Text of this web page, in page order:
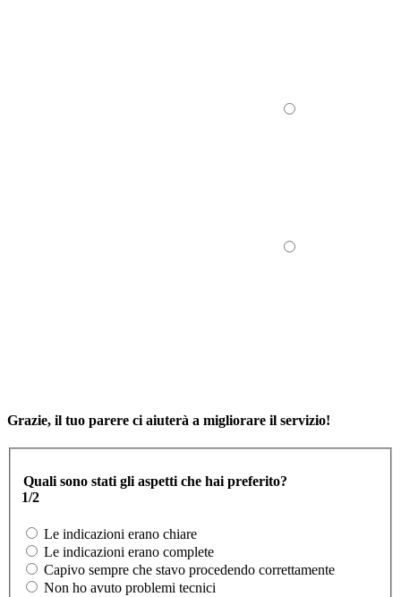
Grazie, il tuo parere ci aiuterà a migliorare il servizio!
Quali sono stati gli aspetti che hai preferito?
1/2
Le indicazioni erano chiare
Le indicazioni erano complete
Capivo sempre che stavo procedendo correttamente
Non ho avuto problemi tecnici